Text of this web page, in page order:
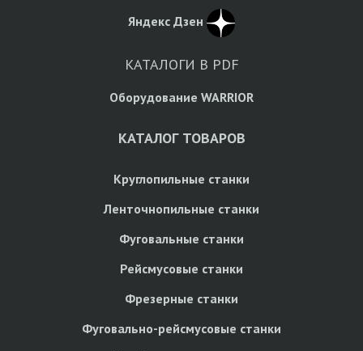
Яндекс Дзен
КАТАЛОГИ В PDF
Оборудование WARRIOR
КАТАЛОГ ТОВАРОВ
Круглопильные станки
Ленточнопильные станки
Фуговальные станки
Рейсмусовые станки
Фрезерные станки
Фуговально-рейсмусовые станки